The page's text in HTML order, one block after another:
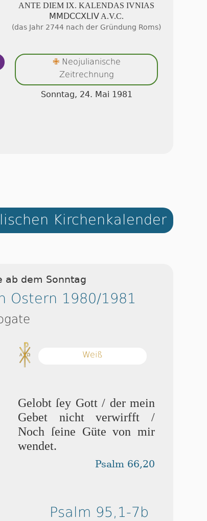
ANTE DIEM IX. KA­LEN­DAS IVNIAS
ⅯⅯⅮⅭⅭⅩⅬⅠⅤ A.V.C.
(das Jahr 2744 nach der Gründung Roms)
✙Neojulianische
Zeitrechnung
Sonntag, 24. Mai 1981
Kirchenkalender
ab dem Sonntag
Ostern 1980/1981
Weiß
Gelobt ſey Gott / der mein
Gebet nicht verwirfft /
Noch ſei­ne Güte von mir
wendet.
Psalm 66,20
Psalm 95,1-7b